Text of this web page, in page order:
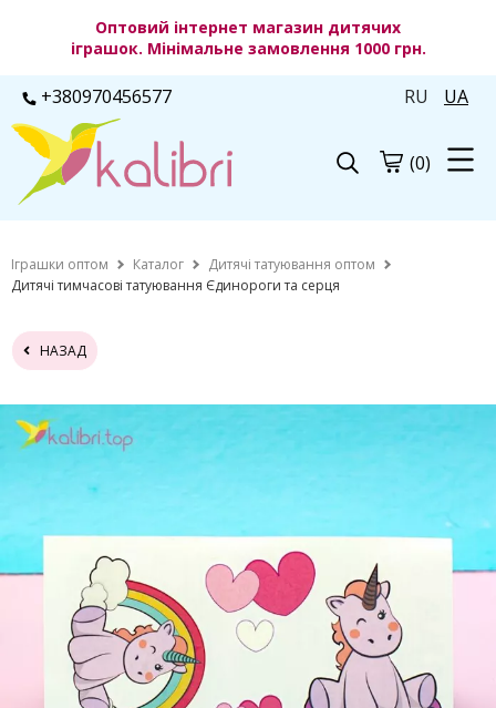
Оптовий інтернет магазин дитячих
іграшок. Мінімальне замовлення 1000 грн.
+380970456577 RU UA
(0)
Іграшки оптом Каталог
Дитячі татуювання оптом
Дитячі тимчасові татуювання Єдинороги та серця
НАЗАД